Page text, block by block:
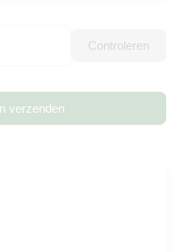
Controleren
verzenden